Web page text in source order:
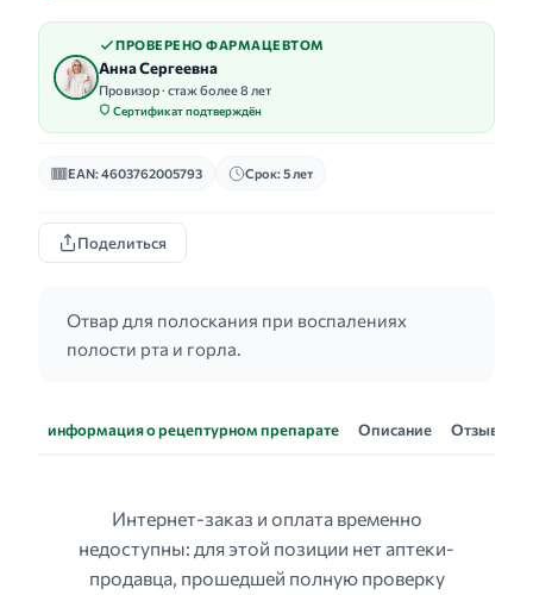
ПРОВЕРЕНО ФАРМАЦЕВТОМ
Анна Сергеевна
Провизор · стаж более 8 лет
Сертификат подтверждён
EAN: 4603762005793 Срок: 5 лет
Поделиться
Отвар для полоскания при воспалениях
полости рта и горла.
информация о рецептурном препарате Описание Отзывы
Интернет-заказ и оплата временно
недоступны: для этой позиции нет аптеки-
продавца, прошедшей полную проверку